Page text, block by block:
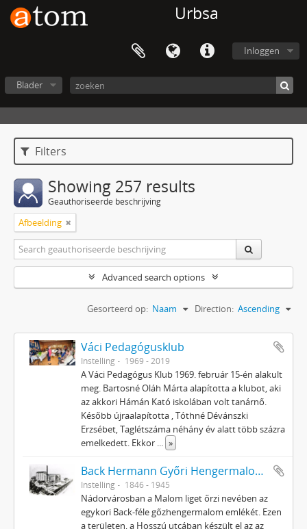
Urbsa
Inloggen
Blader
Filters
Showing 257 results
Geauthoriseerde beschrijving
Afbeelding
Advanced search options
Gesorteerd op: Naam Direction: Ascending
Váci Pedagógusklub
Instelling 1969 - 2019
A Váci Pedagógus Klub 1969. február 15-én alakult
meg. Bartosné Oláh Márta alapította a klubot, aki
az akkori Hámán Kató iskolában volt tanárnő.
Később újraalapította , Tóthné Dévánszki
Erzsébet, Taglétszáma néhány év alatt több százra
emelkedett. Ekkor ... »
Back Hermann Győri Hengermalom Rt.
Instelling 1846 - 1945
Nádorvárosban a Malom liget őrzi nevében az
egykori Back-féle gőzhengermalom emlékét. Ezen
a területen, a Hosszú utcában készült el az az